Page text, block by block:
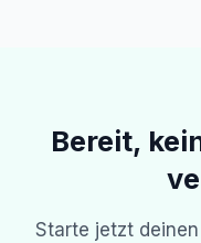
Bereit,
Starte jetzt